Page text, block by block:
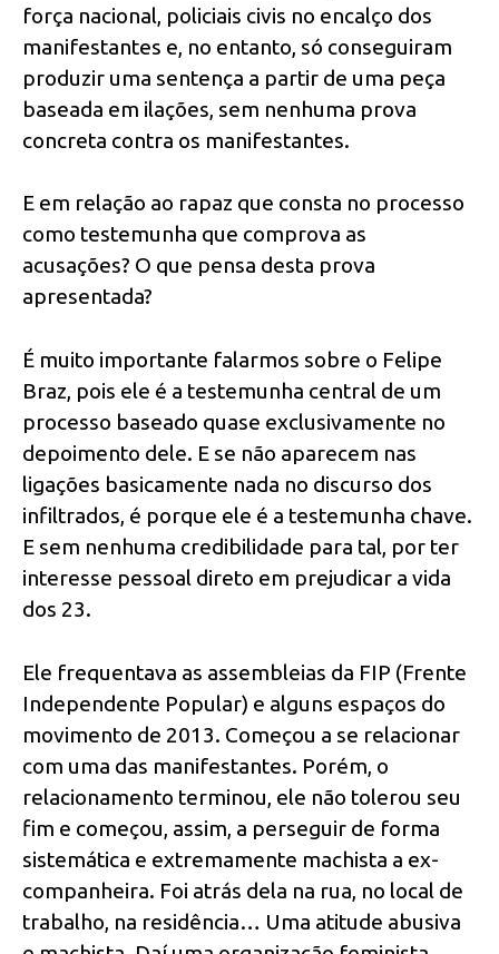
força nacional, policiais civis no encalço dos
manifestantes e, no entanto, só conseguiram
produzir uma sentença a partir de uma peça
baseada em ilações, sem nenhuma prova
concreta contra os manifestantes.
E em relação ao rapaz que consta no processo
como testemunha que comprova as
acusações? O que pensa desta prova
apresentada?
É muito importante falarmos sobre o Felipe
Braz, pois ele é a testemunha central de um
processo baseado quase exclusivamente no
depoimento dele. E se não aparecem nas
ligações basicamente nada no discurso dos
infiltrados, é porque ele é a testemunha chave.
E sem nenhuma credibilidade para tal, por ter
interesse pessoal direto em prejudicar a vida
dos 23.
Ele frequentava as assembleias da FIP (Frente
Independente Popular) e alguns espaços do
movimento de 2013. Começou a se relacionar
com uma das manifestantes. Porém, o
relacionamento terminou, ele não tolerou seu
fim e começou, assim, a perseguir de forma
sistemática e extremamente machista a ex-
companheira. Foi atrás dela na rua, no local de
trabalho, na residência… Uma atitude abusiva